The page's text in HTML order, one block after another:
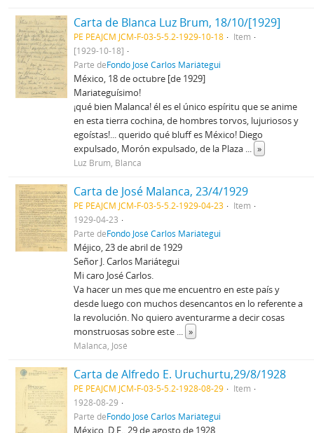
Carta de Blanca Luz Brum, 18/10/[1929]
PE PEAJCM JCM-F-03-5-5.2-1929-10-18
Item
[1929-10-18]
Parte deFondo José Carlos Mariátegui
México, 18 de octubre [de 1929]
Mariateguísimo!
¡qué bien Malanca! él es el único espíritu que se anime
en esta tierra cochina, de hombres torvos, lujuriosos y
egoístas!... querido qué bluff es México! Diego
expulsado, Morón expulsado, de la Plaza ... »
Luz Brum, Blanca
Carta de José Malanca, 23/4/1929
PE PEAJCM JCM-F-03-5-5.2-1929-04-23
Item
1929-04-23
Parte deFondo José Carlos Mariátegui
Méjico, 23 de abril de 1929
Señor J. Carlos Mariátegui
Mi caro José Carlos.
Va hacer un mes que me encuentro en este país y
desde luego con muchos desencantos en lo referente a
la revolución. No quiero aventurarme a decir cosas
monstruosas sobre este ... »
Malanca, José
Carta de Alfredo E. Uruchurtu,29/8/1928
PE PEAJCM JCM-F-03-5-5.2-1928-08-29
Item
1928-08-29
Parte deFondo José Carlos Mariátegui
México, D.F., 29 de agosto de 1928